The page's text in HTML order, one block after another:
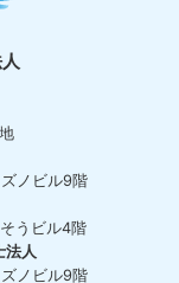
ノビル9階
うビル4階
法人
ノビル9階